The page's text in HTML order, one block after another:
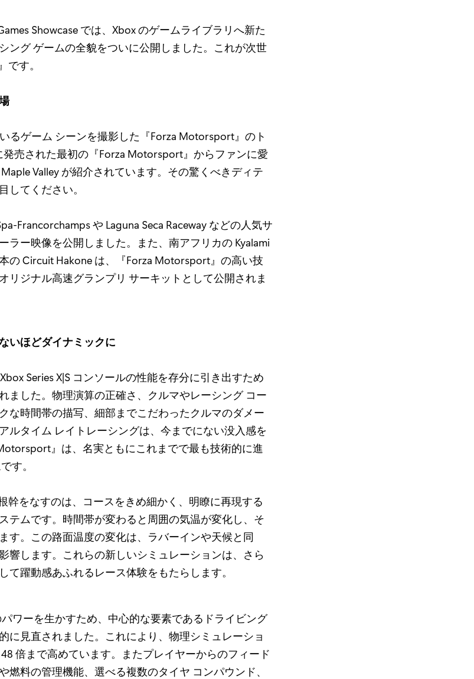
Showcase では、Xbox のゲームライブラリへ新た
ング ゲームの全貌をついに公開しました。これが次世
す。
るゲーム シーンを撮影した『Forza Motorsport』のト
発売された最初の『Forza Motorsport』からファンに愛
Valley が紹介されています。その驚くべきディテ
してください。
Francorchamps や Laguna Seca Raceway などの人気サ
ラー映像を公開しました。また、南アフリカの Kyalami
の Circuit Hakone は、『Forza Motorsport』の高い技
リジナル高速グランプリ サーキットとして公開されま
いほどダイナミックに
Series X|S コンソールの性能を存分に引き出すため
ました。物理演算の正確さ、クルマやレーシング コー
な時間帯の描写、細部までこだわったクルマのダメー
ルタイム レイトレーシングは、今までにない没入感を
』は、名実ともにこれまでで最も技術的に進
す。
幹をなすのは、コースをきめ細かく、明瞭に再現する
テムです。時間帯が変わると周囲の気温が変化し、そ
す。この路面温度の変化は、ラバーインや天候と同
響します。これらの新しいシミュレーションは、さら
て躍動感あふれるレース体験をもたらします。
ワーを生かすため、中心的な要素であるドライビング
に見直されました。これにより、物理シミュレーショ
倍まで高めています。またプレイヤーからのフィード
燃料の管理機能、選べる複数のタイヤ コンパウンド、